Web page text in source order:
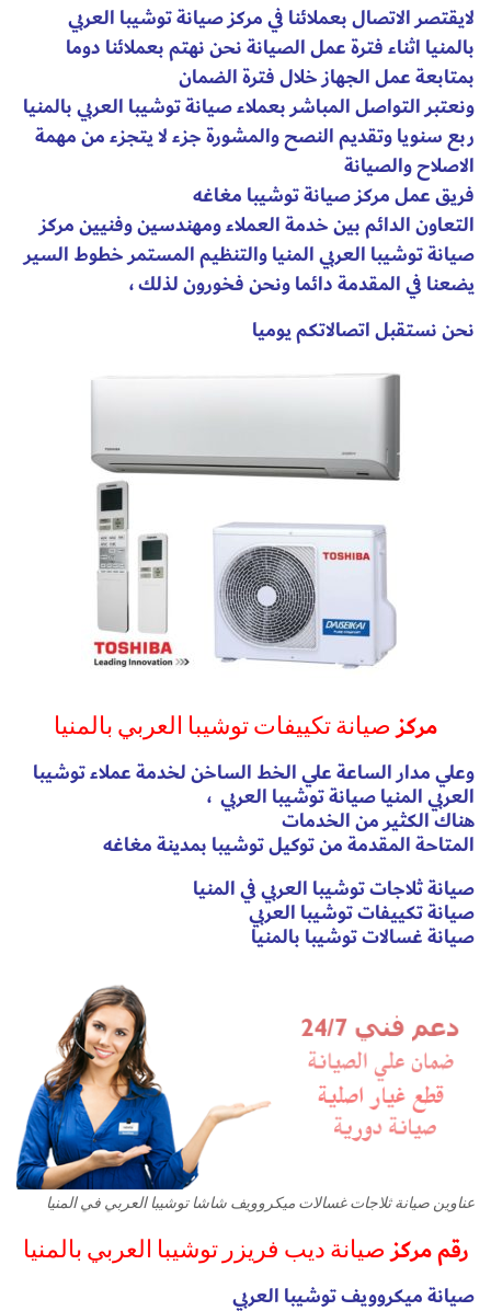
لايقتصر الاتصال بعملائنا في مركز صيانة توشيبا العربي
بالمنيا اثناء فترة عمل الصيانة نحن نهتم بعملائنا دوما
بمتابعة عمل الجهاز خلال فترة الضمان
ونعتبر التواصل المباشر بعملاء صيانة توشيبا العربي بالمنيا
ربع سنويا وتقديم النصح والمشورة جزء لا يتجزء من مهمة
الاصلاح والصيانة
فريق عمل مركز صيانة توشيبا مغاغه
التعاون الدائم بين خدمة العملاء ومهندسين وفنيين مركز
صيانة توشيبا العربي المنيا والتنظيم المستمر خطوط السير
يضعنا في المقدمة دائما ونحن فخورون لذلك ،
نحن نستقبل اتصالاتكم يوميا
مركزصيانة تكييفات توشيبا العربي بالمنيا
وعلي مدار الساعة علي الخط الساخن لخدمة عملاء توشيبا
العربي المنياصيانة توشيبا العربي ،
هناك الكثير من الخدمات
المتاحة المقدمة من توكيل توشيبا بمدينة مغاغه
صيانة ثلاجات توشيبا العربي في المنيا
صيانة تكييفات توشيبا العربي
صيانة غسالات توشيبا بالمنيا
عناوين صيانة ثلاجات غسالات ميكروويف شاشا توشيبا العربي في المنيا
رقم مركزصيانة ديب فريزر توشيبا العربي بالمنيا
صيانة ميكروويف توشيبا العربي